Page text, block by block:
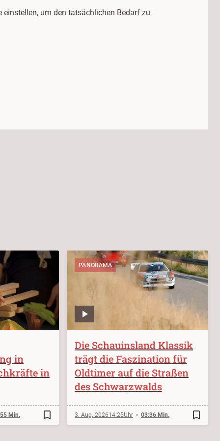
um den tatsächlichen Bedarf zu
in
in
Min. bookmark_border
PANORAMA
Die Schauinsland Klassik
trägt die Faszination für
Oldtimer auf die Straßen
des Schwarzwalds
3. Aug. 202614:25 03:36 Min. bookmark_border